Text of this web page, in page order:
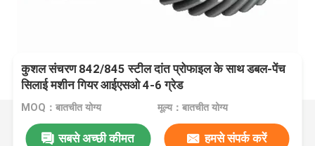
कुशल संचरण 842/845 स्टील दांत प्रोफाइल के साथ डबल-पेंच
सिलाई मशीन गियर आईएसओ 4-6 ग्रेड
MOQ：बातचीत योग्य मूल्य：बातचीत योग्य
सबसे अच्छी कीमत हमसे संपर्क करें